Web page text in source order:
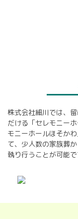
株式会社細川では、
だける「セレモニー
モニーホールほそか
て、少人数の家族葬
執り行うことが可能で